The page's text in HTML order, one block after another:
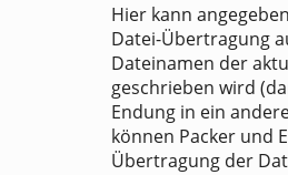
Hier kann
Datei-Übertragung
Dateinamen der
geschrieben wird
Endung in ein
können Packer und
Übertragung der